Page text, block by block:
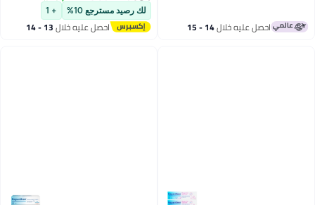
احصل عليه خلال 14 - 15
لك رصيد مسترجع 10% + 1
احصل عليه خلال 13 - 14